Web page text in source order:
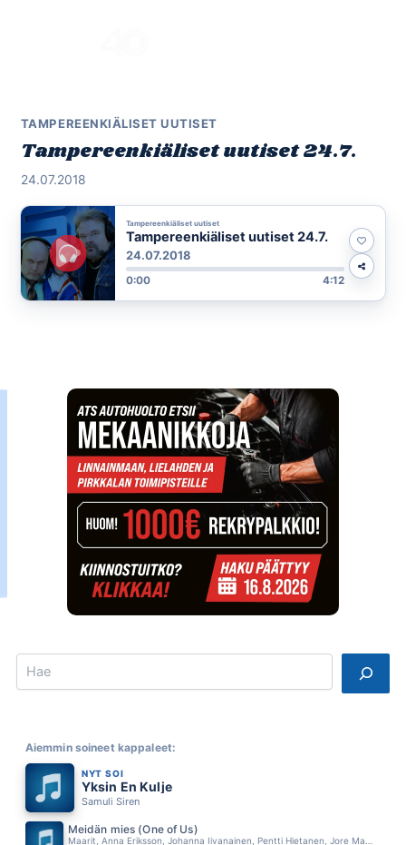
TAMPEREENKIÄLISET UUTISET
Tampereenkiäliset uutiset 24.7.
24.07.2018
Tampereenkiäliset uutiset
Tampereenkiäliset uutiset 24.7.
24.07.2018
0:00 4:12
Search
Aiemmin soineet kappaleet:
NYT SOI
Yksin En Kulje
Samuli Siren
Meidän mies (One of Us)